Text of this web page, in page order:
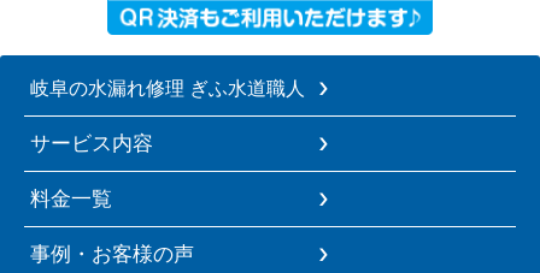
岐阜の水漏れ修理 ぎふ水道職人
サービス内容
料金一覧
事例・お客様の声